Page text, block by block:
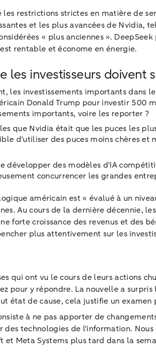
restrictions strictes en matière de
et les plus avancées de Nvidia,
« plus anciennes ».
rentable et économe en énergie.
investisseurs doivent
les investissements importants dans
Donald Trump pour investir 500
importants, voire les reporter ?
que Nvidia était que les puces les
d'utiliser des puces moins chères et
développer des modèles d'IA
concurrencer les grandes
américain est « évalué à un
Au cours de la dernière décennie,
forte croissance des revenus et des
plus attentivement sur les
qui ont vu le cours de leurs actions
pour y répondre. La nouvelle a
état de cause, cela justifie un examen
à ne pas apporter de
technologies de l'information.
Meta Systems plus tard dans la